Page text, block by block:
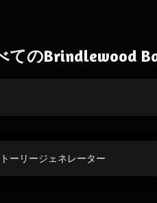
てのBrindlewood
ーリージェネレーター